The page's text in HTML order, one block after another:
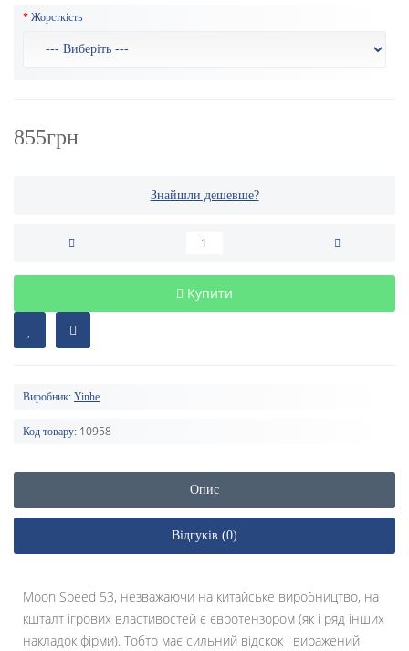
Жорсткість
855грн
Знайшли дешевше?
Купити
Виробник: Yinhe
Код товару: 10958
Опис
Відгуків (0)
Moon Speed ​​53, незважаючи на китайське виробництво, на
кшталт ігрових властивостей є євротензором (як і ряд інших
накладок фірми). Тобто має сильний відскок і виражений